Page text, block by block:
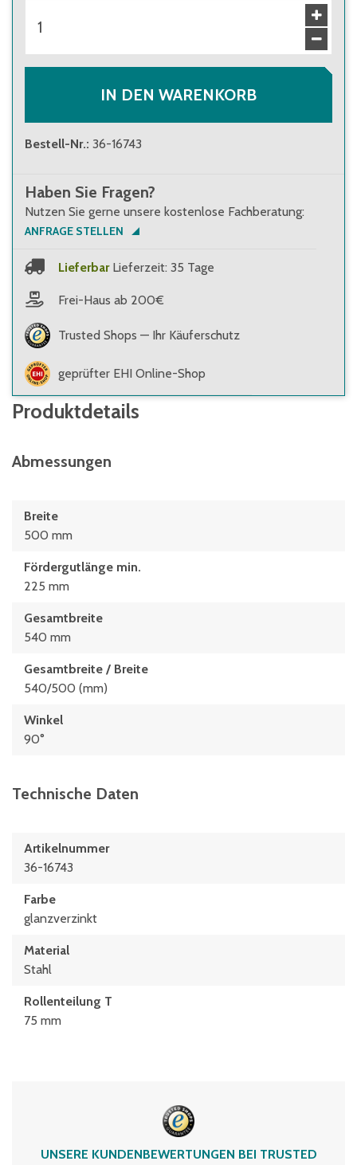
IN DEN WARENKORB
Bestell-Nr.: 36-16743
Haben Sie Fragen?
Nutzen Sie gerne unsere kostenlose Fachberatung:
ANFRAGE STELLEN
Lieferbar Lieferzeit: 35 Tage
Frei-Haus ab 200€
Trusted Shops — Ihr Käuferschutz
geprüfter EHI Online-Shop
Produktdetails
Abmessungen
Breite
500 mm
Fördergutlänge min.
225 mm
Gesamtbreite
540 mm
Gesamtbreite / Breite
540/500 (mm)
Winkel
90°
Technische Daten
Artikelnummer
36-16743
Farbe
glanzverzinkt
Material
Stahl
Rollenteilung T
75 mm
UNSERE KUNDENBEWERTUNGEN BEI TRUSTED